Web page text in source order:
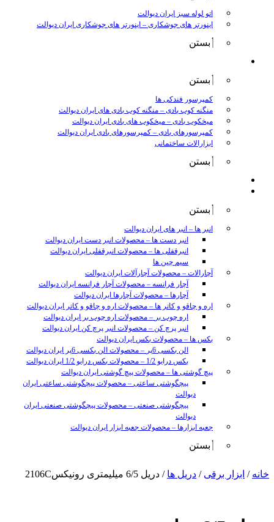
اتو لوله سبز ایران دیوالت
اینورتر های جوشکاری – اینورتر های جوشکاری ایران دیوالت
بستن
بستن
کمپرسور فندکی ها
منگنه کوب بادی – منگنه کوب بادی های ایران دیوالت
میخکوب بادی – میخکوب های بادی ایران دیوالت
کمپرسورهای بادی – کمپرسورهای بادی ایران دیوالت
ابزارالات ساختمانی
بستن
بستن
انبر ها – انبر های ایران دیوالت
انبر دست ها – محصولات انبر دست ایران دیوالت
انبرقفلی ها – محصولات انبرقفلی ایران دیوالت
سیم چین ها
آچارالات – محصولات آچارآلات ایران دیوالت
آچار فرانسه – محصولات آچار فرانسه ایران دیوالت
آچارها – محصولات آچارها ایران دیوالت
اره و چاقو و کاتر ها – محصولات اره و چاقو و کاتر ایران دیوالت
اره چوب بر – محصولات اره چوب بر ایران دیوالت
انبر پرچ کن – محصولات انبر پرچ کن ایران دیوالت
بکس ها – محصولات بکس ایران دیوالت
الن بکسی 6پر
– محصولات الن بکسی 6پر ایران دیوالت
بکس درایو 1/2
– محصولات بکس درایو 1/2 ایران دیوالت
پیچ گوشتی ها – محصولات پیچ گوشتی ایران دیوالت
پیچگوشتی ساعتی – محصولات پیچگوشتی ساعتی ایران
دیوالت
پیچگوشتی صنعتی – محصولات پیچگوشتی صنعتی ایران
دیوالت
جعبه ابزارها – محصولات جعبه ابزار ایران دیوالت
بستن
sunny
خانه / ابزار برقی / دریل ها / دریل 6/5 میلیمتری رونیکس2106C